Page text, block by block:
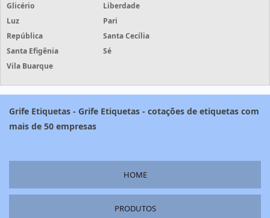
Glicério
Liberdade
Luz
Pari
República
Santa Cecília
Santa Efigênia
Sé
Vila Buarque
Grife Etiquetas - Grife Etiquetas - cotações de etiquetas com
mais de 50 empresas
HOME
PRODUTOS